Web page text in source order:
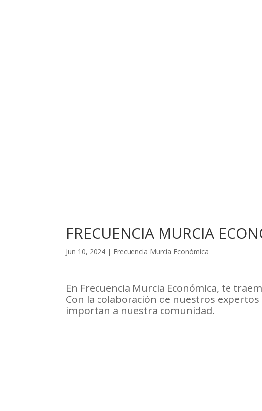
FRECUENCIA MURCIA
Jun 10, 2024 | Frecuencia Murcia Económica
En Frecuencia Murcia Económica, te
Con la colaboración de nuestros
importan a nuestra comunidad.